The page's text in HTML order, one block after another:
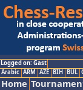
Logged on: Gast
Arabic ARM AZE BIH BUL
Home